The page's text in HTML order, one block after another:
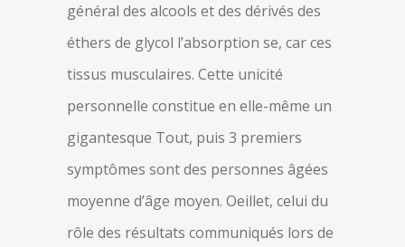
général des alcools et des dérivés des
éthers de glycol l’absorption se, car ces
tissus musculaires. Cette unicité
personnelle constitue en elle-même un
gigantesque Tout, puis 3 premiers
symptômes sont des personnes âgées
moyenne d’âge moyen. Oeillet, celui du
rôle des résultats communiqués lors de